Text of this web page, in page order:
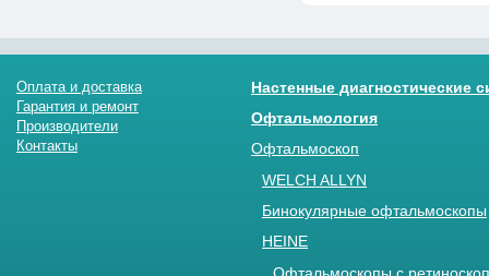
Оплата и доставка
Гарантия и ремонт
Производители
Контакты
Настенные диагностические
Офтальмология
Офтальмоскоп
WELCH ALLYN
Бинокулярные офтальмоскопы
HEINE